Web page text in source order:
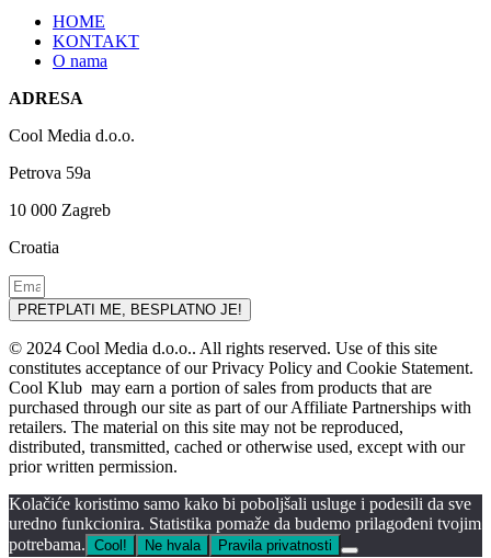
HOME
KONTAKT
O nama
ADRESA
Cool Media d.o.o.
Petrova 59a
10 000 Zagreb
Croatia
PRETPLATI ME, BESPLATNO JE!
© 2024 Cool Media d.o.o.. All rights reserved. Use of this site
constitutes acceptance of our Privacy Policy and Cookie Statement.
Cool Klub may earn a portion of sales from products that are
purchased through our site as part of our Affiliate Partnerships with
retailers. The material on this site may not be reproduced,
distributed, transmitted, cached or otherwise used, except with our
prior written permission.
Kolačiće koristimo samo kako bi poboljšali usluge i podesili da sve
uredno funkcionira. Statistika pomaže da budemo prilagođeni tvojim
potrebama. Cool! Ne hvala Pravila privatnosti